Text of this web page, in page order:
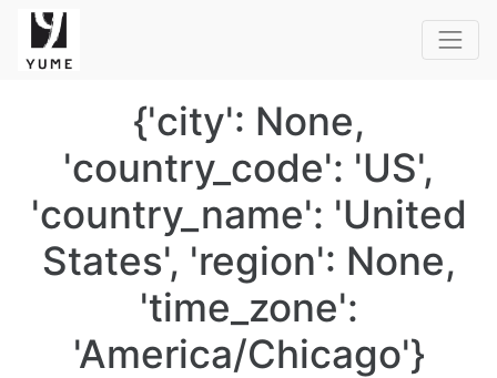
{'city': None,
'country_code': 'US',
'country_name': 'United
States', 'region': None,
'time_zone':
'America/Chicago'}